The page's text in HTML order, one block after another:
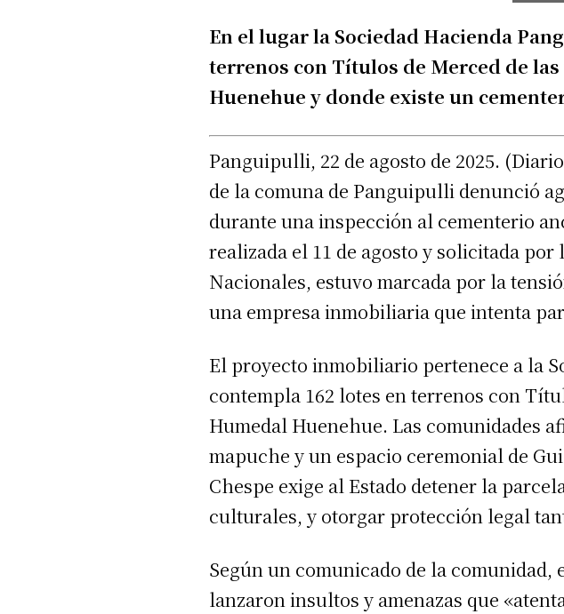
En el lugar la Sociedad Hacienda
terrenos con Títulos de Merced de
Huenehue y donde existe un
Panguipulli, 22 de agosto de 2025.
de la comuna de Panguipulli denunció
durante una inspección al cementerio
realizada el 11 de agosto y solicitada
Nacionales, estuvo marcada por la
una empresa inmobiliaria que intenta
El proyecto inmobiliario pertenece a la
contempla 162 lotes en terrenos con
Humedal Huenehue. Las comunidades
mapuche y un espacio ceremonial de
Chespe exige al Estado detener la
culturales, y otorgar protección legal
Según un comunicado de la
lanzaron insultos y amenazas que